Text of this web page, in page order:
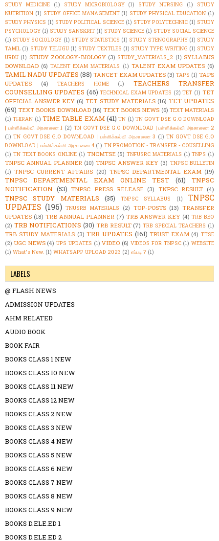
STUDY MEDICINE
(1) STUDY MICROBIOLOGY (1) STUDY NURSING (1)
STUDY
NUTRITION (1) STUDY OFFICE MANAGEMENT (1) STUDY PHYSICAL EDUCATION (1)
STUDY PHYSICS (1) STUDY POLITICAL SCIENCE (1) STUDY POLYTECHNIC (1) STUDY
PSYCHOLOGY (1) STUDY SANSKRIT (1) STUDY SCIENCE (1) STUDY SOCIAL SCIENCE
(1) STUDY SOCIOLOGY (1) STUDY STATISTICS (1) STUDY STENOGRAPHY (1) STUDY
TAMIL (1) STUDY TELUGU (1) STUDY TEXTILES (1) STUDY TYPE WRITING (1) STUDY
URDU (1) STUDY ZOOLOGY-BIOLOGY (3) STUDY_MATERIALS_2 (1) SYLLABUS
DOWNLOAD (6) TALENT EXAM MATERIALS (1) TALENT EXAM UPDATES (6)
TAMIL NADU UPDATES (88) TANCET EXAM UPDATES (3) TAPS (1) TAPS
UPDATES
(4) TEACHERS HOME (1)
TEACHERS TRANSFER
COUNSELLING UPDATES (46) TECHNICAL EXAM UPDATES (2) TET (1) TET
OFFICIAL ANSWER KEY (6) TET STUDY MATERIALS (16) TET UPDATES
(69) TEXT BOOKS DOWNLOAD (16) TEXT BOOKS NEWS (6) TEXT MATERIALS
(1) THIRAN (1) TIME TABLE EXAM (41) TN (1) TN GOVT DSE G.O DOWNLOAD
| பள்ளிக்கல்வி அரசாணை 1 (2) TN GOVT DSE G.O DOWNLOAD | பள்ளிக்கல்வி அரசாணை 2
(1) TN GOVT DSE G.O DOWNLOAD | பள்ளிக்கல்வி அரசாணை 3 (1) TN GOVT DSE G.O
DOWNLOAD | பள்ளிக்கல்வி அரசாணை 4 (1) TN PROMOTION - TRANSFER - COUSELLING
(1) TN TEXT BOOKS ONLINE (1) TNCMTSE (5) TNFUSRC MATERIALS (1) TNPS (1)
TNPSC ANNUAL PLANNER (10) TNPSC ANSWER KEY (3) TNPSC BULLETIN
(1) TNPSC CURRENT AFFAIRS (20) TNPSC DEPARTMENTAL EXAM (19)
TNPSC DEPARTMENTAL EXAM ONLINE TEST (61)
TNPSC
NOTIFICATION (53) TNPSC PRESS RELEASE (3) TNPSC RESULT (4)
TNPSC STUDY MATERIALS (35) TNPSC SYLLABUS (1)
TNPSC
UPDATES (196) TNUSRB MATERIALS (2) TOP-POSTS (13) TRANSFER
UPDATES (18) TRB ANNUAL PLANNER (7) TRB ANSWER KEY (4) TRB BEO
(2) TRB NOTIFICATIONS (30) TRB RESULT (7) TRB SPECIAL TEACHERS (1)
TRB STUDY MATERIALS (3) TRB UPDATES (161) TRUST EXAM (4) TTSE
(2) UGC NEWS (4) UPS UPDATES (1) VIDEO (6) VIDEOS FOR TNPSC (1) WEBSITE
(1) What's New. (1) WHATSAPP UPLOAD 2023 (2) எப்படி ? (1)
LABELS
@ FLASH NEWS
ADMISSION UPDATES
AHM RELATED
AUDIO BOOK
BOOK FAIR
BOOKS CLASS 1 NEW
BOOKS CLASS 10 NEW
BOOKS CLASS 11 NEW
BOOKS CLASS 12 NEW
BOOKS CLASS 2 NEW
BOOKS CLASS 3 NEW
BOOKS CLASS 4 NEW
BOOKS CLASS 5 NEW
BOOKS CLASS 6 NEW
BOOKS CLASS 7 NEW
BOOKS CLASS 8 NEW
BOOKS CLASS 9 NEW
BOOKS D.ELE.ED 1
BOOKS D.ELE.ED 2